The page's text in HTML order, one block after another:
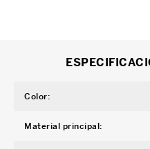
Color:
Material principal: